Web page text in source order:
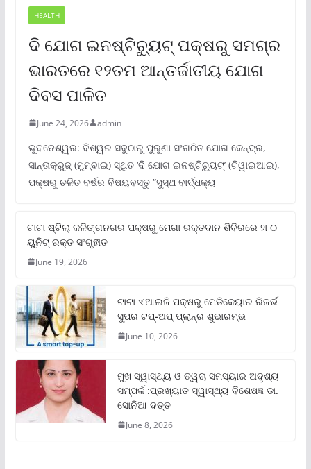
HEALTH
ଦି ଯୋଗ ଇନଷ୍ଟିଚ୍ୟୁଟ୍ ପକ୍ଷରୁ ସମଗ୍ର
ଭାରତରେ ୧୨ତମ ଆନ୍ତର୍ଜାତୀୟ ଯୋଗ
ଦିବସ ପାଳିତ
June 24, 2026 admin
ଭୁବନେଶ୍ୱର: ବିଶ୍ୱର ସବୁଠାରୁ ପୁରୁଣା ସଂଗଠିତ ଯୋଗ କେନ୍ଦ୍ର,
ସାନ୍ତାକ୍ରୁଜ୍ (ମୁମ୍ବାଇ) ସ୍ଥିତ ‘ଦି ଯୋଗ ଇନଷ୍ଟିଚ୍ୟୁଟ୍‌’ (ଟିୱାଇଆଇ),
ପକ୍ଷରୁ ଚଳିତ ବର୍ଷର ବିଷୟବସ୍ତୁ “ସୁସ୍ଥ ବାର୍ଦ୍ଧକ୍ୟ
ଟାଟା ଷ୍ଟିଲ୍‌ କଳିଙ୍ଗନଗର ପକ୍ଷରୁ ମେଗା ରକ୍ତଦାନ ଶିବିରରେ ୨୮୦
ୟୁନିଟ୍‌ ରକ୍ତ ସଂଗୃହୀତ
June 19, 2026
ଟାଟା ଏଆଇଜି ପକ୍ଷରୁ ମେଡିକେୟାର ରିଜର୍ଭ
ସୁପର ଟପ୍‌-ଅପ୍ ପ୍ଲାନ୍‌ର ଶୁଭାରମ୍ଭ
June 10, 2026
ମୁଖ ସ୍ୱାସ୍ଥ୍ୟ ଓ ତ୍ୱଚା ସମସ୍ୟାର ଅଦୃଶ୍ୟ
ସମ୍ପର୍କ :ପ୍ରଖ୍ୟାତ ସ୍ୱାସ୍ଥ୍ୟ ବିଶେଷଜ୍ଞ ଡା.
ସୋନିଆ ଦତ୍ତ
June 8, 2026